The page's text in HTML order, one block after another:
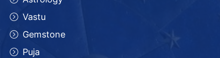
Vastu
Gemstone
Puja